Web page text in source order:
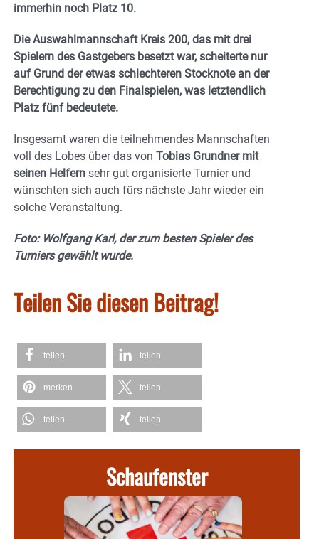
immerhin noch Platz 10.
Die Auswahlmannschaft Kreis 200, das mit drei
Spielern des Gastgebers besetzt war, scheiterte nur
auf Grund der etwas schlechteren Stocknote an der
Berechtigung zu den Finalspielen, was letztendlich
Platz fünf bedeutete.
Insgesamt waren die teilnehmendes Mannschaften
voll des Lobes über das von Tobias Grundner mit
seinen Helfern sehr gut organisierte Turnier und
wünschten sich auch fürs nächste Jahr wieder ein
solche Veranstaltung.
Foto: Wolfgang Karl, der zum besten Spieler des
Turniers gewählt wurde.
Teilen Sie diesen Beitrag!
teilen teilen
merken teilen
teilen teilen
Schaufenster